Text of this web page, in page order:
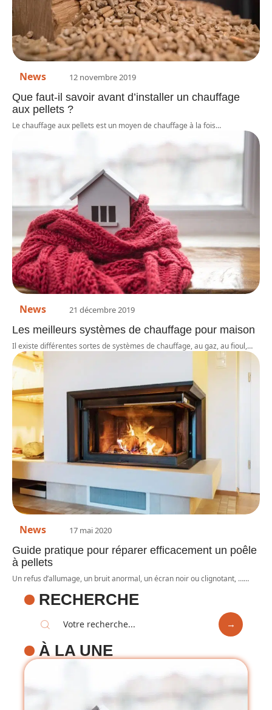
News 12 novembre 2019
Que faut-il savoir avant d’installer un chauffage
aux pellets ?
Le chauffage aux pellets est un moyen de chauffage à la fois…
News 21 décembre 2019
Les meilleurs systèmes de chauffage pour maison
Il existe différentes sortes de systèmes de chauffage, au gaz, au fioul,…
News 17 mai 2020
Guide pratique pour réparer efficacement un poêle
à pellets
Un refus d’allumage, un bruit anormal, un écran noir ou clignotant, ……
RECHERCHE
À LA UNE